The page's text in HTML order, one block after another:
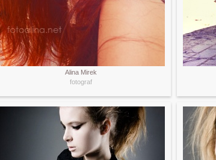
Alina Mirek
fotograf